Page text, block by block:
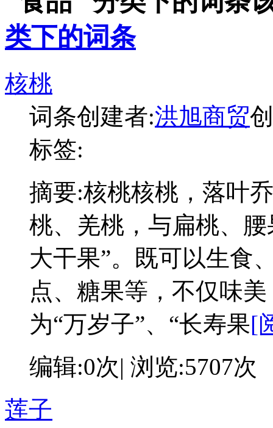
类下的词条
核桃
词条创建者:洪旭商贸
标签:
摘要:核桃核桃，落叶
桃、羌桃，与扁桃、
大干果”。既可以生食
点、糖果等，不仅味
为“万岁子”、“长寿果[
编辑:0次| 浏览:5707次
莲子